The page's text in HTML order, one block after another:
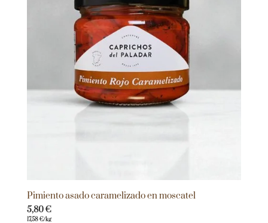
Pimiento asado caramelizado en moscatel
5,80€
17,58€/kg